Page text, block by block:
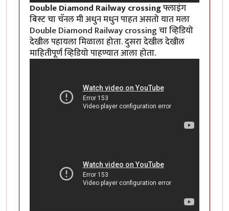
Double Diamond Railway crossingफ्लाइंग
बिस्ट चा चॅनल मी अधुन मधुन पाहत असतो यात मला
Double Diamond Railway crossing चा व्हिडियो
देखील पहायला मिळाला होता. दुसरा देखील देखील
माहितीपूर्ण व्हिडियो पाहण्यात आला होता.